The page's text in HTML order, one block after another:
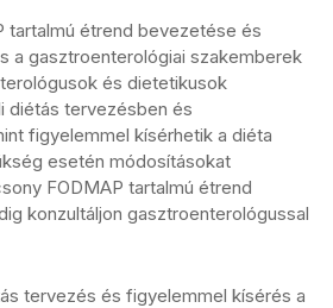
tartalmú étrend bevezetése és
a gasztroenterológiai szakemberek
és dietetikusok
diétás tervezésben és
figyelemmel kísérhetik a diéta
esetén módosításokat
FODMAP tartalmú étrend
konzultáljon gasztroenterológussal
tervezés és figyelemmel kísérés a